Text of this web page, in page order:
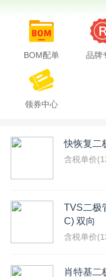
BOM配单 品牌
领券中心
快恢复二
含税单价
TVS二极
C) 双向
含税单价
肖特基二